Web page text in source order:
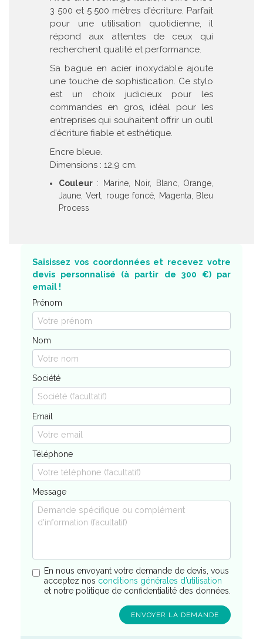
3 500 et 5 500 mètres d'écriture. Parfait
pour une utilisation quotidienne, il
répond aux attentes de ceux qui
recherchent qualité et performance.
Sa bague en acier inoxydable ajoute
une touche de sophistication. Ce stylo
est un choix judicieux pour les
commandes en gros, idéal pour les
entreprises qui souhaitent offrir un outil
d’écriture fiable et esthétique.
Encre bleue.
Dimensions : 12,9 cm.
Couleur : Marine, Noir, Blanc, Orange,
Jaune, Vert, rouge foncé, Magenta, Bleu
Process
Saisissez vos coordonnées et recevez votre
devis personnalisé (à partir de 300 €) par
email !
Prénom
Nom
Société
Email
Téléphone
Message
En nous envoyant votre demande de devis, vous
acceptez nos conditions générales d’utilisation
et notre politique de confidentialité des données.